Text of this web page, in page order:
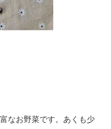
なお野菜です。あくも少